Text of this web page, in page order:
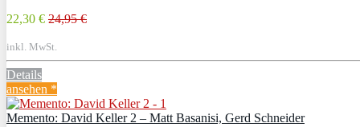
22,30 € 24,95 €
inkl. MwSt.
Details
ansehen *
Memento: David Keller 2 – Matt Basanisi, Gerd Schneider